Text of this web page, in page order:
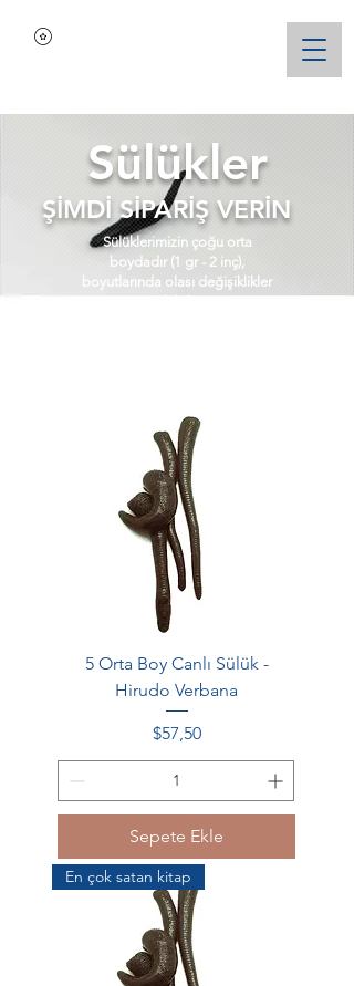
Sülükler
Sülüklerimizin çoğu orta
boydadır (1 gr - 2 inç),
boyutlarında olası değişiklikler
ŞİMDİ SİPARİŞ VERİN
5 Orta Boy Canlı Sülük -
Hirudo Verbana
Fiyat
$57,50
Sepete Ekle
En çok satan kitap